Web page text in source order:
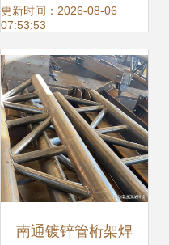
更新时间：2026-08-06
07:53:53
南通镀锌管桁架焊